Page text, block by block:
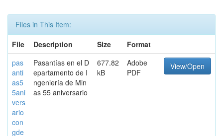
Files in This Item:
File
Description Size
Format
pas
anti
as5
5ani
vers
ario
con
gde
Pasantías en el D
epartamento de I
ngeniería de Min
as 55 aniversario
677.82
kB
Adobe
PDF
View/Open